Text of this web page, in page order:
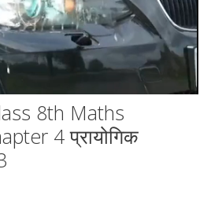
8th Maths
4 प्रायोगिक